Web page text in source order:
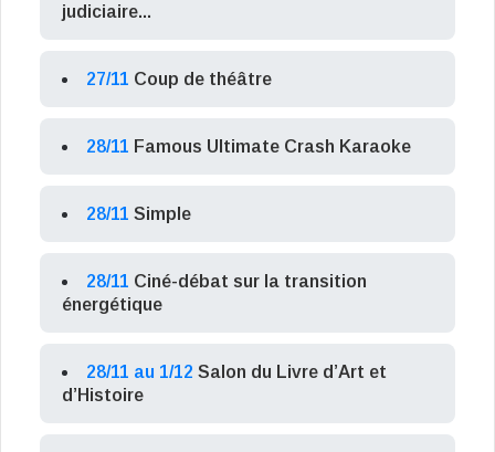
judiciaire...
27/11 Coup de théâtre
28/11 Famous Ultimate Crash Karaoke
28/11 Simple
28/11 Ciné-débat sur la transition
énergétique
28/11 au 1/12 Salon du Livre d’Art et
d’Histoire